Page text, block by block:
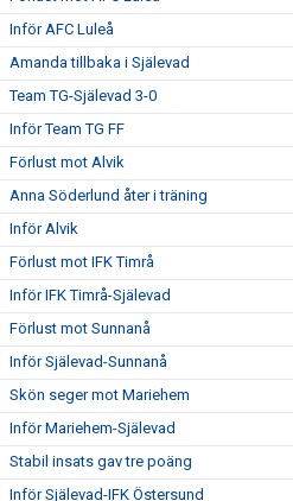
Inför AFC Luleå
Amanda tillbaka i Själevad
Team TG-Själevad 3-0
Inför Team TG FF
Förlust mot Alvik
Anna Söderlund åter i träning
Inför Alvik
Förlust mot IFK Timrå
Inför IFK Timrå-Själevad
Förlust mot Sunnanå
Inför Själevad-Sunnanå
Skön seger mot Mariehem
Inför Mariehem-Själevad
Stabil insats gav tre poäng
Inför Själevad-IFK Östersund